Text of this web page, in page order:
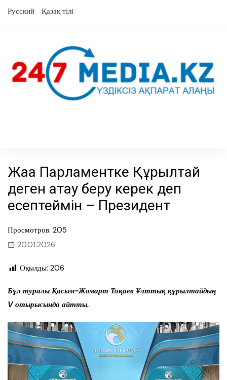
Русский Қазақ тілі
Жаңа Парламентке Құрылтай
деген атау беру керек деп
есептеймін – Президент
Просмотров: 205
20.01.2026
Оқылды: 206
Бұл туралы Қасым-Жомарт Тоқаев Ұлттық құрылтайдың
V отырысында айтты.